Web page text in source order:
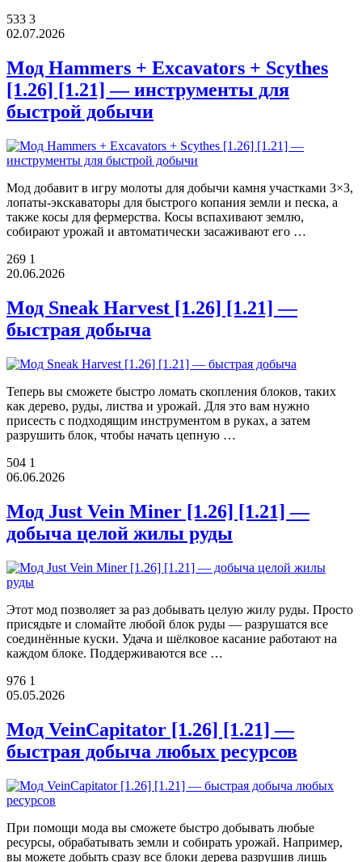
533 3
02.07.2026
Мод Hammers + Excavators + Scythes
[1.26] [1.21] — инструменты для
быстрой добычи
Мод добавит в игру молоты для добычи камня участками 3×3,
лопаты-экскаваторы для быстрого копания земли и песка, а
также косы для фермерства. Косы вспахивают землю,
собирают урожай и автоматически засаживают его …
269 1
20.06.2026
Мод Sneak Harvest [1.26] [1.21] —
быстрая добыча
Теперь вы сможете быстро ломать скопления блоков, таких
как дерево, руды, листва и урожай. Для это вам нужно
присесть с подходящим инструментом в руках, а затем
разрушить блок, чтобы начать цепную …
504 1
06.06.2026
Мод Just Vein Miner [1.26] [1.21] —
добыча целой жилы руды
Этот мод позволяет за раз добывать целую жилу руды. Просто
присядьте и сломайте любой блок руды — разрушатся все
соединённые куски. Удача и шёлковое касание работают на
каждом блоке. Поддерживаются все …
976 1
05.05.2026
Мод VeinCapitator [1.26] [1.21] —
быстрая добыча любых ресурсов
При помощи мода вы сможете быстро добывать любые
ресурсы, обрабатывать земли и собирать урожай. Например,
вы можете добыть сразу все блоки дерева разрушив лишь